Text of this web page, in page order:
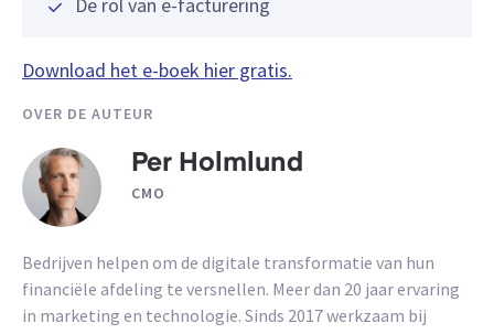
De rol van e-facturering
Download het e-boek hier gratis.
OVER DE AUTEUR
Per Holmlund
CMO
Bedrijven helpen om de digitale transformatie van hun
financiële afdeling te versnellen. Meer dan 20 jaar ervaring
in marketing en technologie. Sinds 2017 werkzaam bij